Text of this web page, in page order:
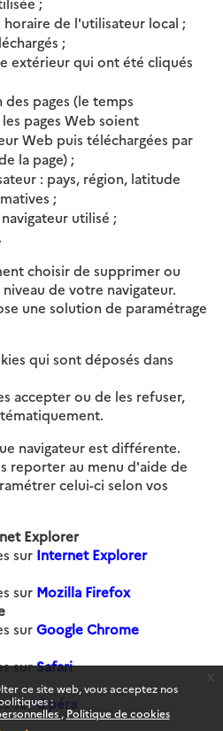
ce site web, vous acceptez nos
:
Politique de cookies
horaire de l'utilisateur local ;
;
extérieur qui ont été cliqués
pages (le temps
pages Web soient
Web puis téléchargées par
la page) ;
: pays, région, latitude
;
utilisé ;
choisir de supprimer ou
de votre navigateur.
une solution de paramétrage
qui sont déposés dans
accepter ou de les refuser,
navigateur est différente.
reporter au menu d'aide de
celui-ci selon vos
Explorer
sur Internet Explorer
sur Mozilla Firefox
surGoogle Chrome
surSafari
surOpéra